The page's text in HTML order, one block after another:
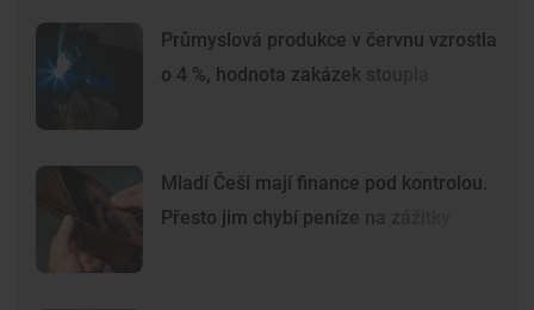
Průmyslová produkce v červnu vzrostla
o 4 %, hodnota zakázek stoupla
Mladí Češi mají finance pod kontrolou.
Přesto jim chybí peníze na zážitky